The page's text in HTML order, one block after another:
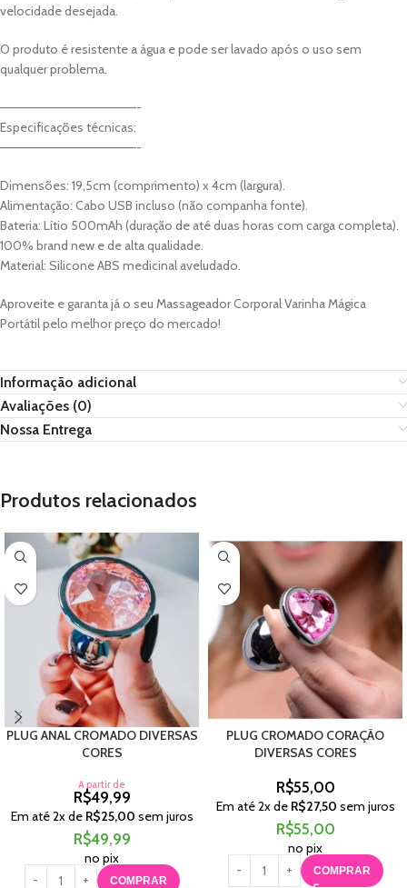
velocidade desejada.
O produto é resistente a água e pode ser lavado após o uso sem
qualquer problema.
———————————————-
Especificações técnicas:
———————————————-
Dimensões: 19,5cm (comprimento) x 4cm (largura).
Alimentação: Cabo USB incluso (não companha fonte).
Bateria: Lítio 500mAh (duração de até duas horas com carga completa).
100% brand new e de alta qualidade.
Material: Silicone ABS medicinal aveludado.
Aproveite e garanta já o seu Massageador Corporal Varinha Mágica
Portátil pelo melhor preço do mercado!
Informação adicional
Avaliações (0)
Nossa Entrega
Produtos relacionados
PLUG ANAL CROMADO DIVERSAS
CORES
A partir de
R$49,99
Em até2x de R$25,00 sem juros
R$49,99
no pix
COMPRAR
PLUG CROMADO CORAÇÃO
DIVERSAS CORES
R$55,00
Em até2x de R$27,50 sem juros
R$55,00
no pix
COMPRAR